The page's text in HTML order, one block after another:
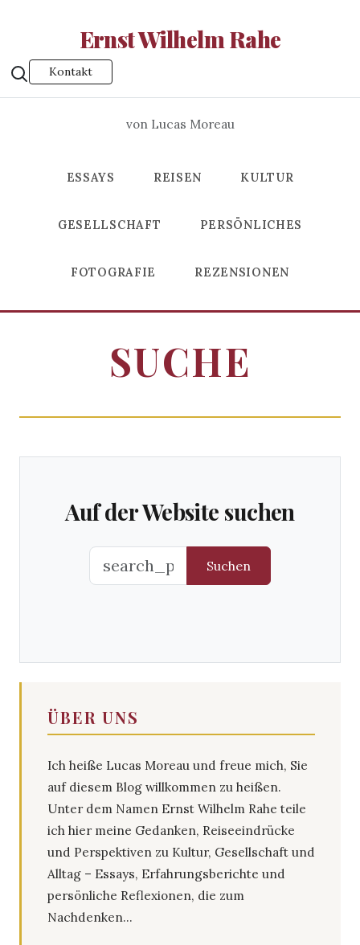
Ernst Wilhelm Rahe
Kontakt
von Lucas Moreau
ESSAYS REISEN KULTUR
GESELLSCHAFT PERSÖNLICHES
FOTOGRAFIE REZENSIONEN
SUCHE
Auf der Website suchen
Suchen
ÜBER UNS
Ich heiße Lucas Moreau und freue mich, Sie
auf diesem Blog willkommen zu heißen.
Unter dem Namen Ernst Wilhelm Rahe teile
ich hier meine Gedanken, Reiseeindrücke
und Perspektiven zu Kultur, Gesellschaft und
Alltag – Essays, Erfahrungsberichte und
persönliche Reflexionen, die zum
Nachdenken...